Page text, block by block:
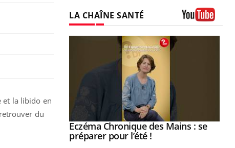
et la libido en
du
LA CHAÎNE SANTÉ
Youtube
Eczéma Chronique des Mains : se
préparer pour l’été !Youtube